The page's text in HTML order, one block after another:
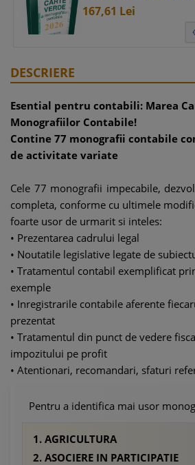
167,61 Lei
DESCRIERE
Esential pentru contabili: Marea
Monografiilor Contabile!
Contine 77 monografii contabile
de activitate variate
Cele 77 monografii impecabile,
completa, conforme cu ultimele
foarte usor de urmarit si inteles:
• Prezentarea cadrului legal
• Noutatile legislative legate de
• Tratamentul contabil exemplificat
exemple
• Inregistrarile contabile aferente
prezentat
• Tratamentul din punct de vedere
impozitului pe profit
• Atentionari, recomandari, sfaturi
Pentru a identifica mai usor
1. AGRICULTURA
2. ASOCIERE IN PARTICIPATIE